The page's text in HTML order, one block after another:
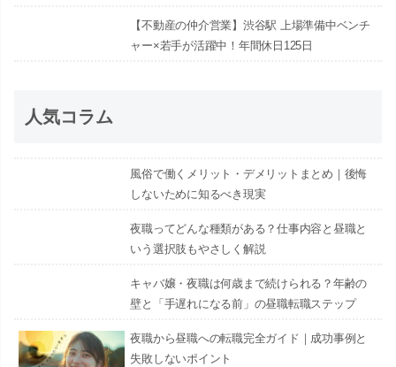
【不動産の仲介営業】渋谷駅 上場準備中ベンチ
ャー×若手が活躍中！年間休日125日
人気コラム
風俗で働くメリット・デメリットまとめ｜後悔
しないために知るべき現実
夜職ってどんな種類がある？仕事内容と昼職と
いう選択肢もやさしく解説
キャバ嬢・夜職は何歳まで続けられる？年齢の
壁と「手遅れになる前」の昼職転職ステップ
夜職から昼職への転職完全ガイド｜成功事例と
失敗しないポイント